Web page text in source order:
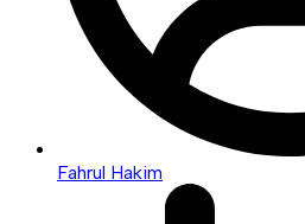
Fahrul Hakim